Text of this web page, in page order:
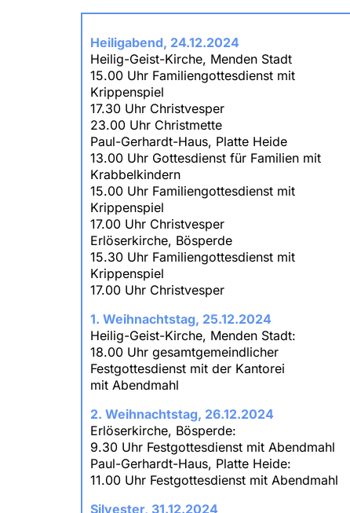
Heiligabend, 24.12.2024
Heilig-Geist-Kirche, Menden Stadt
15.00 Uhr Familiengottesdienst mit
Krippenspiel
17.30 Uhr Christvesper
23.00 Uhr Christmette
Paul-Gerhardt-Haus, Platte Heide
13.00 Uhr Gottesdienst für Familien mit
Krabbelkindern
15.00 Uhr Familiengottesdienst mit
Krippenspiel
17.00 Uhr Christvesper
Erlöserkirche, Bösperde
15.30 Uhr Familiengottesdienst mit
Krippenspiel
17.00 Uhr Christvesper
1. Weihnachtstag, 25.12.2024
Heilig-Geist-Kirche, Menden Stadt:
18.00 Uhr gesamtgemeindlicher
Festgottesdienst mit der Kantorei
mit Abendmahl
2. Weihnachtstag, 26.12.2024
Erlöserkirche, Bösperde:
9.30 Uhr Festgottesdienst mit Abendmahl
Paul-Gerhardt-Haus, Platte Heide:
11.00 Uhr Festgottesdienst mit Abendmahl
Silvester, 31.12.2024